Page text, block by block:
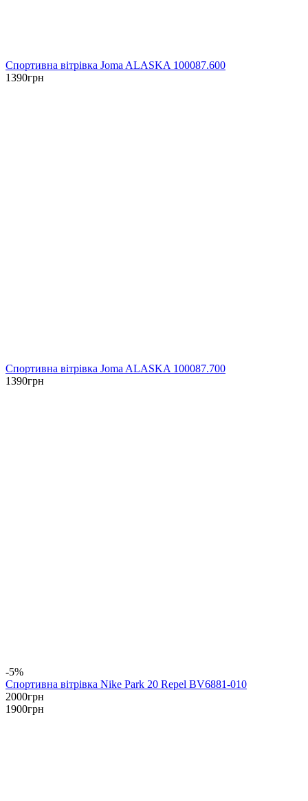
Спортивна вітрівка Joma ALASKA 100087.600
1390грн
Спортивна вітрівка Joma ALASKA 100087.700
1390грн
-5%
Спортивна вітрівка Nike Park 20 Repel BV6881-010
2000грн
1900грн